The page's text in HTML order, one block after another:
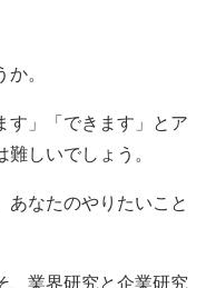
。
す」「できます」とア
しいでしょう。
あなたのやりたいこと
、業界研究と企業研究